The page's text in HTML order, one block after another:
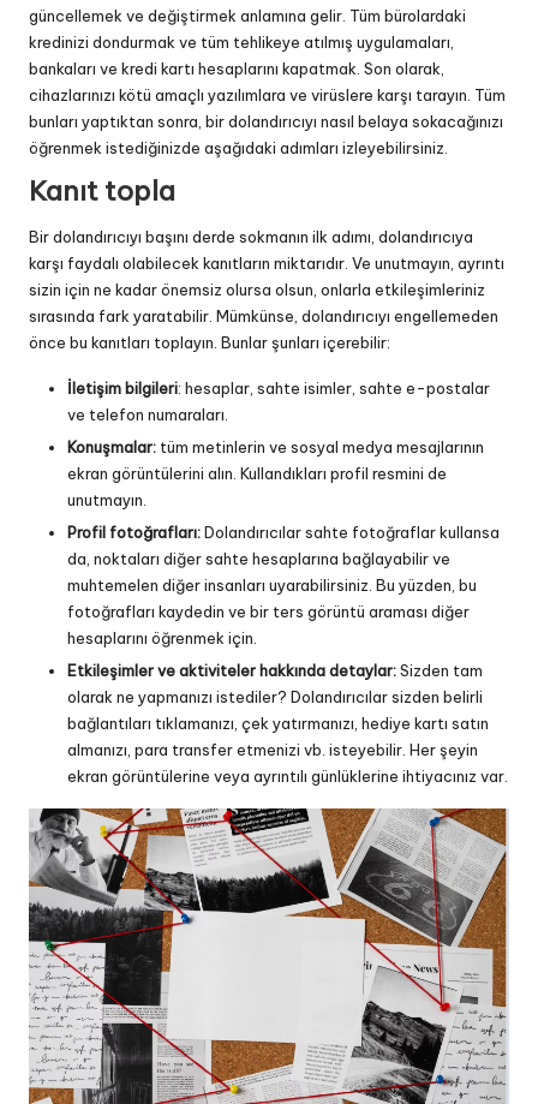
güncellemek ve değiştirmek anlamına gelir. Tüm bürolardaki
kredinizi dondurmak ve tüm tehlikeye atılmış uygulamaları,
bankaları ve kredi kartı hesaplarını kapatmak. Son olarak,
cihazlarınızı kötü amaçlı yazılımlara ve virüslere karşı tarayın. Tüm
bunları yaptıktan sonra, bir dolandırıcıyı nasıl belaya sokacağınızı
öğrenmek istediğinizde aşağıdaki adımları izleyebilirsiniz.
Kanıt topla
Bir dolandırıcıyı başını derde sokmanın ilk adımı, dolandırıcıya
karşı faydalı olabilecek kanıtların miktarıdır. Ve unutmayın, ayrıntı
sizin için ne kadar önemsiz olursa olsun, onlarla etkileşimleriniz
sırasında fark yaratabilir. Mümkünse, dolandırıcıyı engellemeden
önce bu kanıtları toplayın. Bunlar şunları içerebilir:
İletişim bilgileri: hesaplar, sahte isimler, sahte e-postalar
ve telefon numaraları.
Konuşmalar: tüm metinlerin ve sosyal medya mesajlarının
ekran görüntülerini alın. Kullandıkları profil resmini de
unutmayın.
Profil fotoğrafları:Dolandırıcılar sahte fotoğraflar kullansa
da, noktaları diğer sahte hesaplarına bağlayabilir ve
muhtemelen diğer insanları uyarabilirsiniz. Bu yüzden, bu
fotoğrafları kaydedin ve bir ters görüntü araması diğer
hesaplarını öğrenmek için.
Etkileşimler ve aktiviteler hakkında detaylar:Sizden tam
olarak ne yapmanızı istediler? Dolandırıcılar sizden belirli
bağlantıları tıklamanızı, çek yatırmanızı, hediye kartı satın
almanızı, para transfer etmenizi vb. isteyebilir. Her şeyin
ekran görüntülerine veya ayrıntılı günlüklerine ihtiyacınız var.